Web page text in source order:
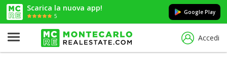
Scarica la nuova app!
5
Google Play
Accedi